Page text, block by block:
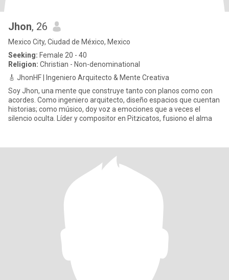
Jhon, 26
Mexico City, Ciudad de México, Mexico
Seeking: Female 20 - 40
Religion: Christian - Non-denominational
🎸 JhonHF | Ingeniero Arquitecto & Mente Creativa
Soy Jhon, una mente que construye tanto con planos como con
acordes. Como ingeniero arquitecto, diseño espacios que cuentan
historias; como músico, doy voz a emociones que a veces el
silencio oculta. Líder y compositor en Pitzicatos, fusiono el alma